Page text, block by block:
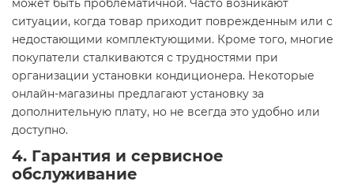
может быть проблематичной. Часто возникают
ситуации, когда товар приходит поврежденным или с
недостающими комплектующими. Кроме того, многие
покупатели сталкиваются с трудностями при
организации установки кондиционера. Некоторые
онлайн-магазины предлагают установку за
дополнительную плату, но не всегда это удобно или
доступно.
4. Гарантия и сервисное
обслуживание